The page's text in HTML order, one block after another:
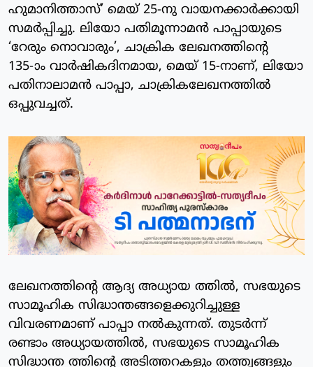
ഹുമാനിത്താസ്’ മെയ് 25-നു വായനക്കാര്‍ക്കായി
സമര്‍പ്പിച്ചു. ലിയോ പതിമൂന്നാമന്‍ പാപ്പായുടെ
‘റേരും നൊവാരും’, ചാക്രിക ലേഖനത്തിന്റെ
135-ാം വാര്‍ഷികദിനമായ, മെയ് 15-നാണ്, ലിയോ
പതിനാലാമന്‍ പാപ്പാ, ചാക്രികലേഖനത്തില്‍
ഒപ്പുവച്ചത്.
ലേഖനത്തിന്റെ ആദ്യ അധ്യായ ത്തില്‍, സഭയുടെ
സാമൂഹിക സിദ്ധാന്തങ്ങളെക്കുറിച്ചുള്ള
വിവരണമാണ് പാപ്പാ നല്‍കുന്നത്. തുടര്‍ന്ന്
രണ്ടാം അധ്യായത്തില്‍, സഭയുടെ സാമൂഹിക
സിദ്ധാന്ത ത്തിന്റെ അടിത്തറകളും തത്ത്വങ്ങളും